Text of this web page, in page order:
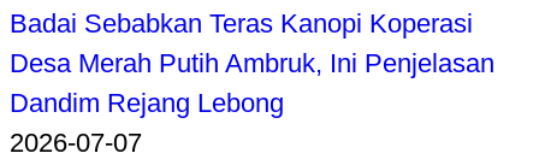
Badai Sebabkan Teras Kanopi Koperasi
Desa Merah Putih Ambruk, Ini Penjelasan
Dandim Rejang Lebong
2026-07-07